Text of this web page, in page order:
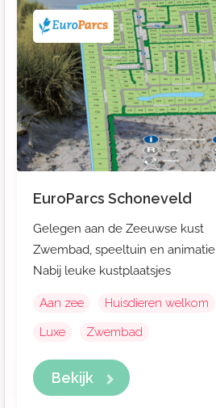
EuroParcs Schoneveld
Gelegen aan de Zeeuwse kust
Zwembad, speeltuin en animatie
Nabij leuke kustplaatsjes
Aan zee Huisdieren welkom
Luxe
Zwembad
Bekijk